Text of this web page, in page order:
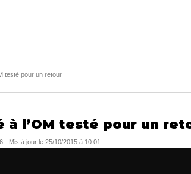
testé pour un retour
à l’OM testé pour un
- Mis à jour le 25/10/2015 à 10:01